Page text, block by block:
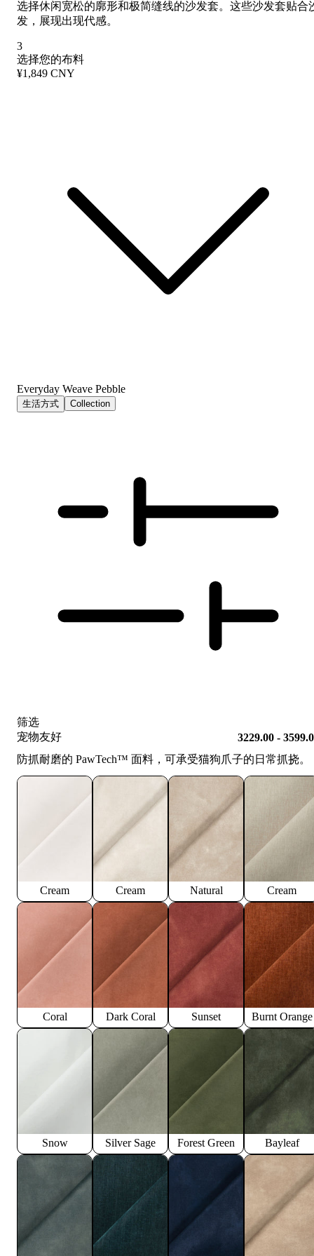
选择休闲宽松的廓形和极简缝线的沙发套。这些沙发套贴合
发，展现出现代感。
3
选择您的布料
¥1,849 CNY
Everyday Weave Pebble
生活方式 Collection
筛选
宠物友好
3229.00 -
防抓耐磨的 PawTech™️ 面料，可承受猫狗爪子的日常抓挠。
Cream Cream Natural Cream
Coral Dark Coral Sunset Burnt Orange
Snow Silver Sage Forest Green Bayleaf